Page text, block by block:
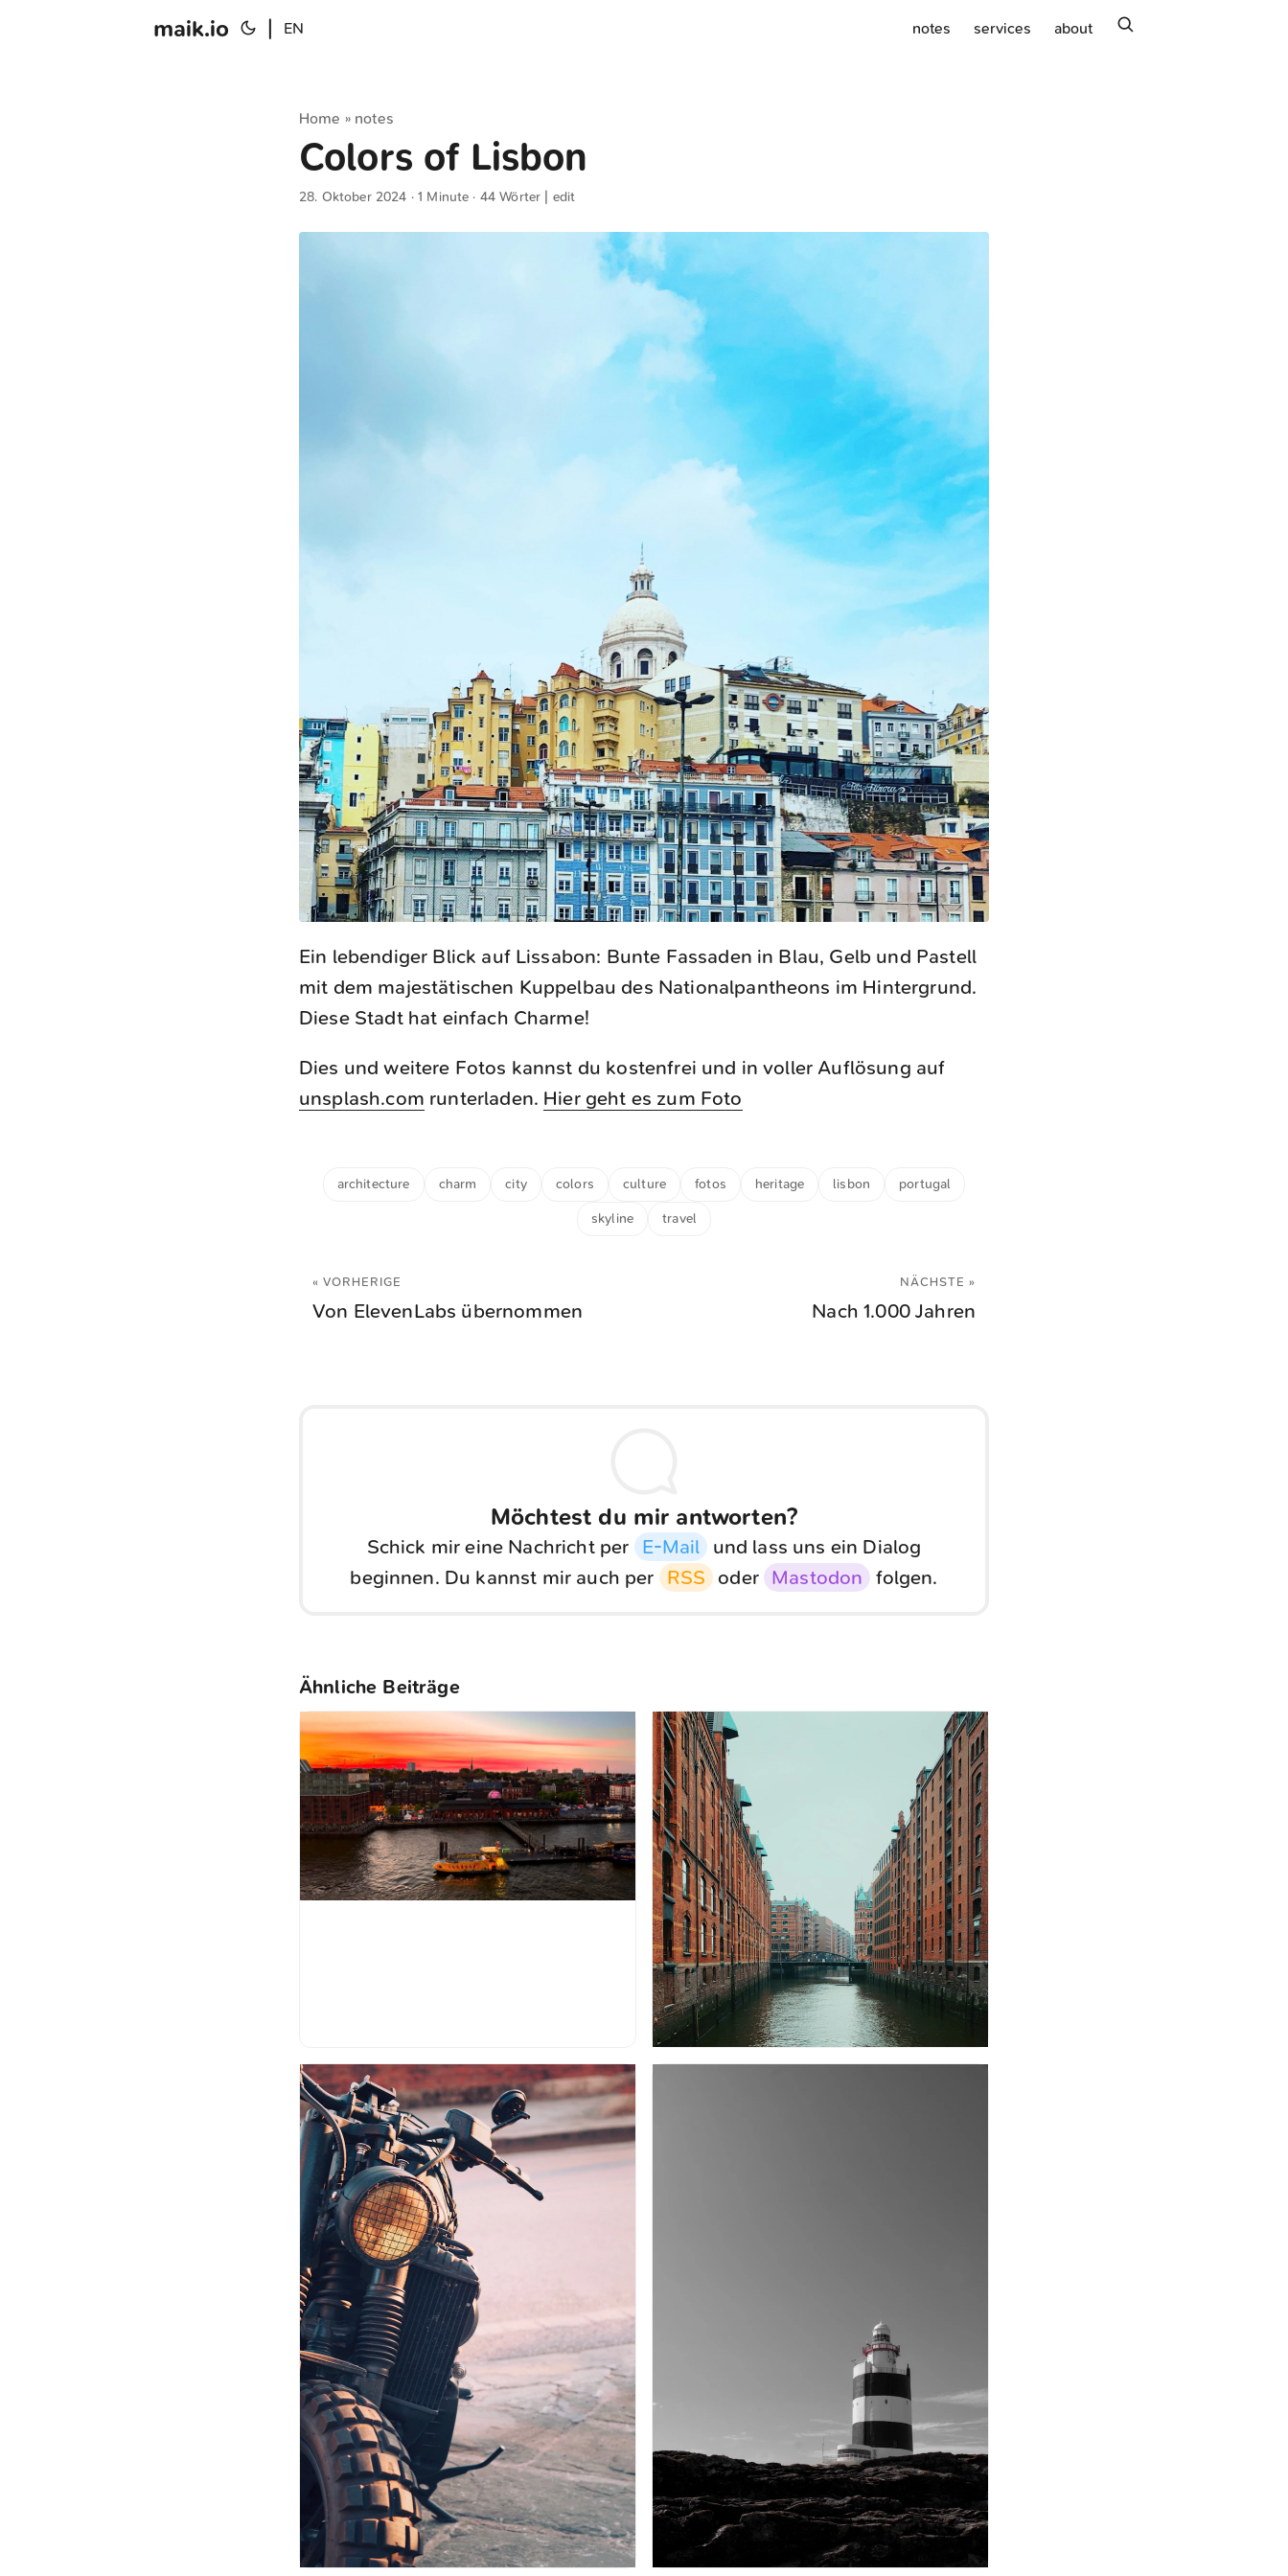
maik.io EN notes services about
Home » notes
Colors of Lisbon
28. Oktober 2024 · 1 Minute · 44 Wörter | edit
Ein lebendiger Blick auf Lissabon: Bunte Fassaden in Blau, Gelb und Pastell
mit dem majestätischen Kuppelbau des Nationalpantheons im Hintergrund.
Diese Stadt hat einfach Charme!
Dies und weitere Fotos kannst du kostenfrei und in voller Auflösung auf
unsplash.com runterladen. Hier geht es zum Foto
architecture charm city colors culture fotos heritage lisbon portugal
skyline travel
« VORHERIGE
Von ElevenLabs übernommen
NÄCHSTE »
Nach 1.000 Jahren
Möchtest du mir antworten?
Schick mir eine Nachricht per E-Mail
und lass uns ein Dialog
beginnen. Du kannst mir auch per
RSS oder Mastodon folgen.
Ähnliche Beiträge